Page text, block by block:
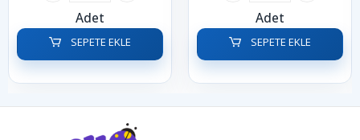
Adet
SEPETE EKLE
Adet
SEPETE EKLE